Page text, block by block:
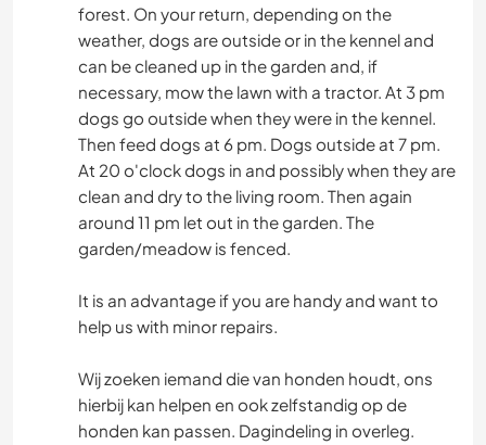
forest. On your return, depending on the
weather, dogs are outside or in the kennel and
can be cleaned up in the garden and, if
necessary, mow the lawn with a tractor. At 3 pm
dogs go outside when they were in the kennel.
Then feed dogs at 6 pm. Dogs outside at 7 pm.
At 20 o'clock dogs in and possibly when they are
clean and dry to the living room. Then again
around 11 pm let out in the garden. The
garden/meadow is fenced.
It is an advantage if you are handy and want to
help us with minor repairs.
Wij zoeken iemand die van honden houdt, ons
hierbij kan helpen en ook zelfstandig op de
honden kan passen. Dagindeling in overleg.